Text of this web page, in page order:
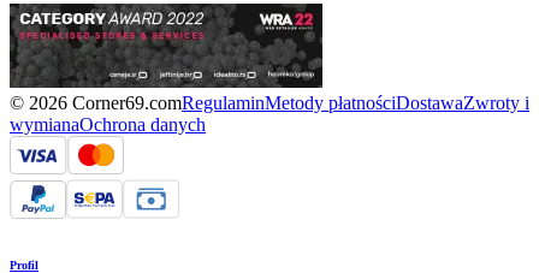
© 2026 Corner69.comRegulaminMetody płatnościDostawaZwroty i
wymianaOchrona danych
Profil